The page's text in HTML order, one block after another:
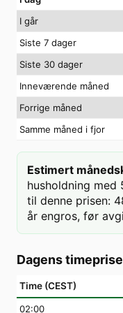
I går
Siste 7 dager
Siste 30 dager
Inneværende måned
Forrige måned
Samme måned i fjor
Estimert
husholdning med
til denne prisen:
år engros, før
Dagens
Time (CEST)
02:00